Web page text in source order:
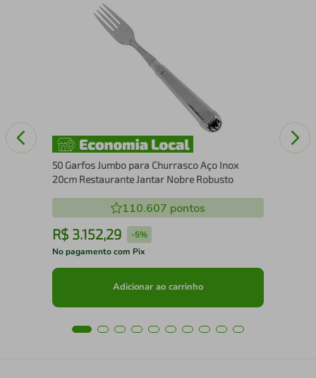
50 Garfos Jumbo para Churrasco Aço Inox
20cm Restaurante Jantar Nobre Robusto
110.607 pontos
R$ 3.152,29 -5%
No pagamento com Pix
Adicionar ao carrinho